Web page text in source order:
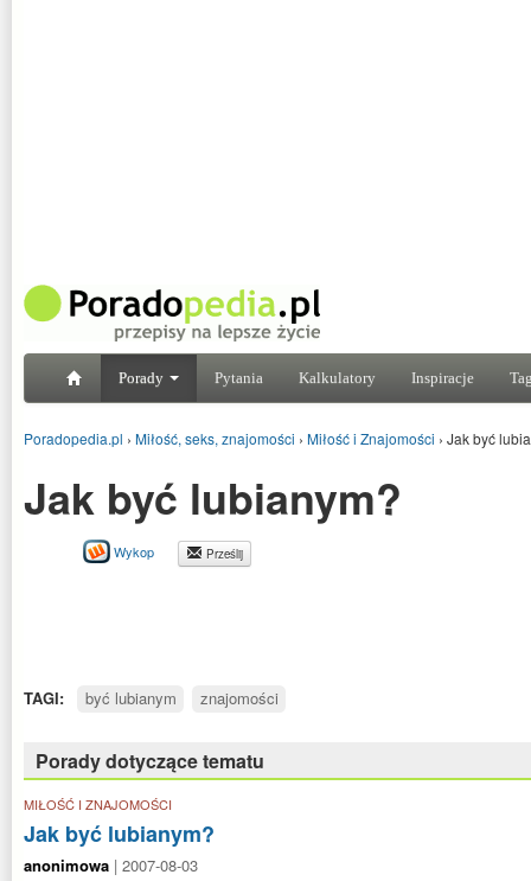
Porady Pytania Kalkulatory Inspiracje
Poradopedia.pl › Miłość, seks, znajomości › Miłość i Znajomości › Jak być
Jak być lubianym?
Wykop Prześlij
TAGI: być lubianym znajomości
Porady dotyczące tematu
MIŁOŚĆ I ZNAJOMOŚCI
Jak być lubianym?
anonimowa | 2007-08-03